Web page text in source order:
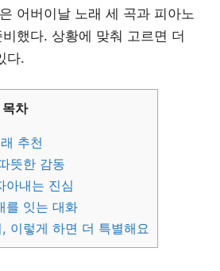
어버이날 노래 세 곡과 피아노
했다. 상황에 맞춰 고르면 더
다.
목차
추천
뜻한 감동
아내는 진심
를 잇는 대화
이렇게 하면 더 특별해요